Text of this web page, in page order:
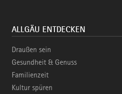
ALLGÄU ENTDECKEN
Draußen sein
Gesundheit & Genuss
Familienzeit
Kultur spüren